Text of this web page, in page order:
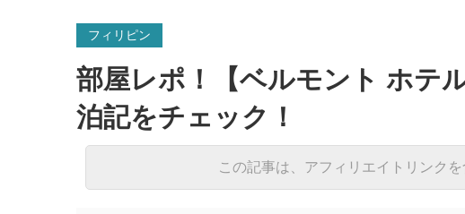
フィリピン
部屋レポ！【ベルモント ホテ
泊記をチェック！
この記事は、アフィリエイトリンクを